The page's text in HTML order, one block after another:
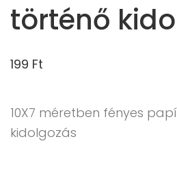
történő
199 Ft
10X7 méretben fényes
kidolgozás